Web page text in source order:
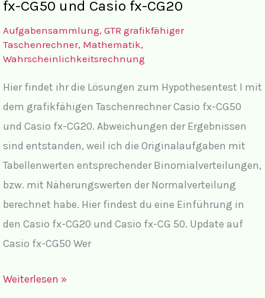
fx-CG50 und Casio fx-CG20
Aufgabensammlung, GTR grafikfähiger
Taschenrechner, Mathematik,
Wahrscheinlichkeitsrechnung
Hier findet ihr die Lösungen zum Hypothesentest I mit
dem grafikfähigen Taschenrechner Casio fx-CG50
und Casio fx-CG20. Abweichungen der Ergebnissen
sind entstanden, weil ich die Originalaufgaben mit
Tabellenwerten entsprechender Binomialverteilungen,
bzw. mit Näherungswerten der Normalverteilung
berechnet habe. Hier findest du eine Einführung in
den Casio fx-CG20 und Casio fx-CG 50. Update auf
Casio fx-CG50 Wer
Lösungen
Weiterlesen »